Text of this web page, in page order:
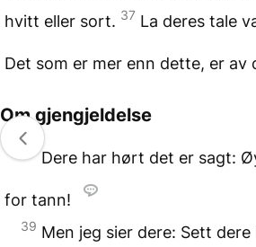
hvitt eller sort. 37 La deres tale
Det som er mer enn dette, er av
Om gjengjeldelse
38 Dere har hørt det er sagt:
for tann!
39 Men jeg sier dere: Sett